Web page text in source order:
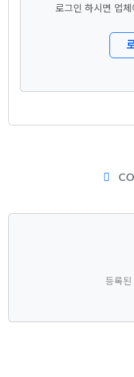
로그인 하시면 업
댓글목록
등록